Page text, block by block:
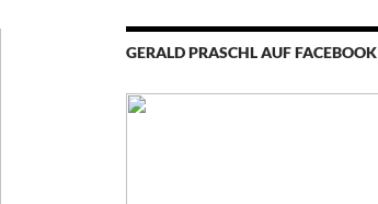
GERALD PRASCHL AUF FACEBOOK